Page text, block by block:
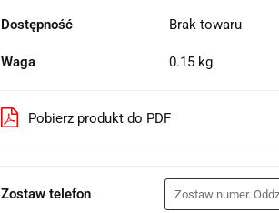
Dostępność Brak towaru
Waga 0.15 kg
Pobierz produkt do PDF
Zostaw telefon